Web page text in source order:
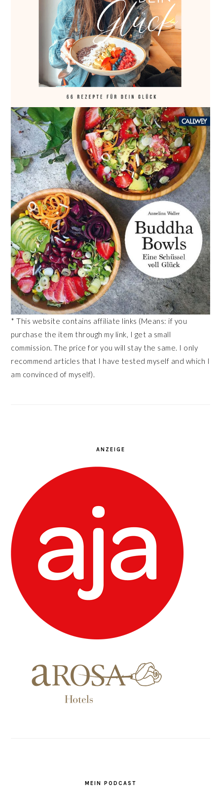
* This website contains affiliate links (Means: if you
purchase the item through my link, I get a small
commission. The price for you will stay the same. I only
recommend articles that I have tested myself and which I
am convinced of myself).
ANZEIGE
MEIN PODCAST